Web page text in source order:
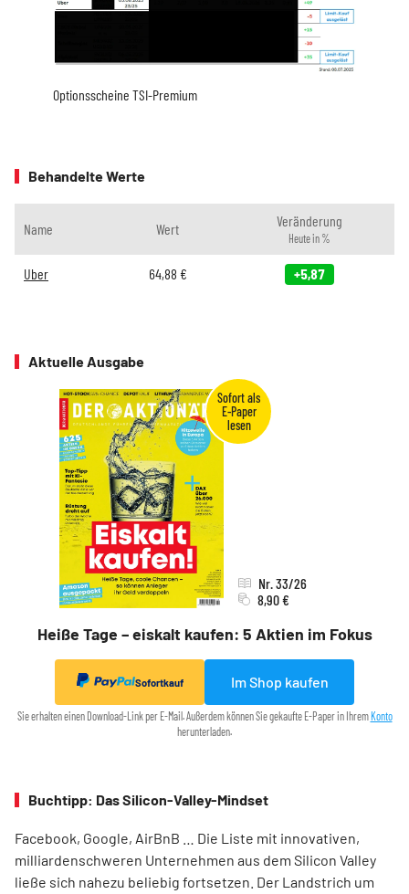
Optionsscheine TSI-Premium
Behandelte Werte
Name Wert Veränderung
Heute in %
Uber 64,88 € +5,87
Aktuelle Ausgabe
Heiße Tage – eiskalt kaufen: 5 Aktien im Fokus
Nr. 33/26
8,90 €
Sofortkauf Im Shop kaufen
Sie erhalten einen Download-Link per E-Mail. Außerdem können Sie gekaufte E-Paper in Ihrem Konto
herunterladen.
Buchtipp: Das Silicon-Valley-Mindset
Facebook, Google, AirBnB … Die Liste mit innovativen,
milliardenschweren Unternehmen aus dem Silicon Valley
ließe sich nahezu beliebig fortsetzen. Der Landstrich um